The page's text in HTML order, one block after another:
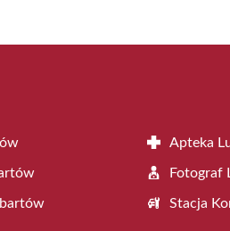
Apteka
Fotograf
Stacja